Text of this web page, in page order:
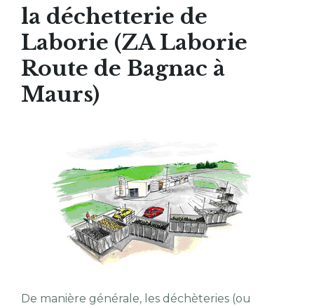
la déchetterie de
Laborie (ZA Laborie
Route de Bagnac à
Maurs)
De manière générale, les déchèteries (ou